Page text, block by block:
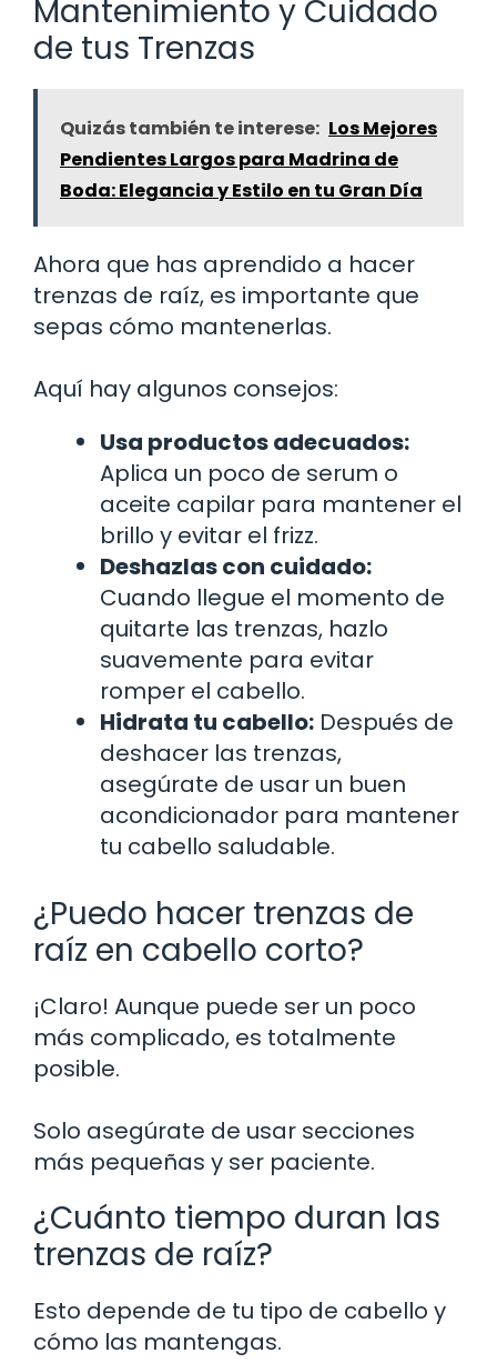
Mantenimiento y Cuidado
de tus Trenzas
Quizás también te interese: Los Mejores
Pendientes Largos para Madrina de
Boda: Elegancia y Estilo en tu Gran Día
Ahora que has aprendido a hacer
trenzas de raíz, es importante que
sepas cómo mantenerlas.
Aquí hay algunos consejos:
Usa productos adecuados:
Aplica un poco de serum o
aceite capilar para mantener el
brillo y evitar el frizz.
Deshazlas con cuidado:
Cuando llegue el momento de
quitarte las trenzas, hazlo
suavemente para evitar
romper el cabello.
Hidrata tu cabello: Después de
deshacer las trenzas,
asegúrate de usar un buen
acondicionador para mantener
tu cabello saludable.
¿Puedo hacer trenzas de
raíz en cabello corto?
¡Claro! Aunque puede ser un poco
más complicado, es totalmente
posible.
Solo asegúrate de usar secciones
más pequeñas y ser paciente.
¿Cuánto tiempo duran las
trenzas de raíz?
Esto depende de tu tipo de cabello y
cómo las mantengas.